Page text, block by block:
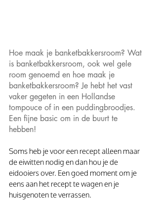
Hoe maak je banketbakkersroom? Wat
is banketbakkersroom, ook wel gele
room genoemd en hoe maak je
banketbakkersroom? Je hebt het vast
vaker gegeten in een Hollandse
tompouce of in een puddingbroodjes.
Een fijne basic om in de buurt te
hebben!
Soms heb je voor een recept alleen maar
de eiwitten nodig en dan hou je de
eidooiers over. Een goed moment om je
eens aan het recept te wagen en je
huisgenoten te verrassen.